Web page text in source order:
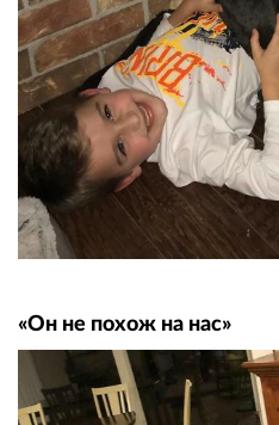
«Он не похож на нас»